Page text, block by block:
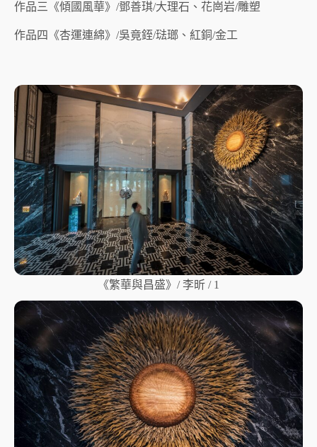
作品三《傾國風華》/鄧善琪/大理石、花崗岩/雕塑
作品四《杏運連綿》/吳竟銍/琺瑯、紅銅/金工
《繁華與昌盛》/ 李昕 / 1